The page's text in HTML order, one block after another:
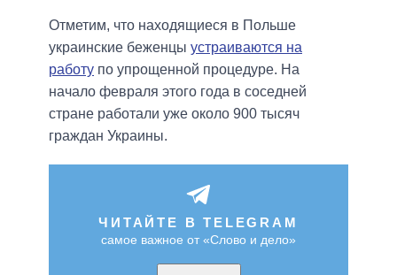
Отметим, что находящиеся в Польше
украинские беженцы устраиваются на
работу по упрощенной процедуре. На
начало февраля этого года в соседней
стране работали уже около 900 тысяч
граждан Украины.
ЧИТАЙТЕ В TELEGRAM
самое важное от «Слово и дело»